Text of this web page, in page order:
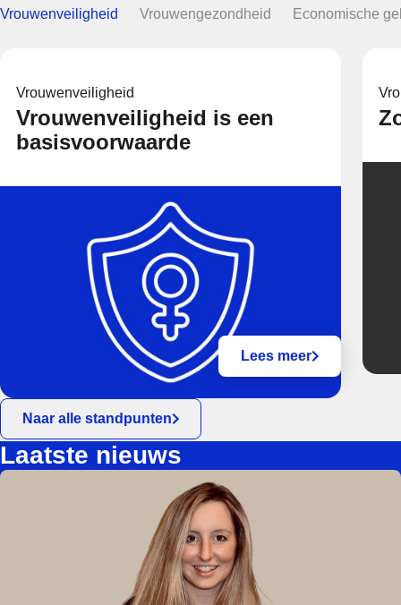
Vrouwenveiligheid Vrouwengezondheid Economische
Vrouwenveiligheid
Vrouwenveiligheid is een
basisvoorwaarde
Lees meer
Naar alle standpunten
Laatste nieuws